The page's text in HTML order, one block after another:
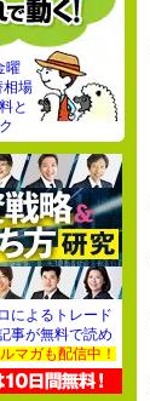
曜
相場
と
によるトレード
事が無料で読め
マガも配信中！